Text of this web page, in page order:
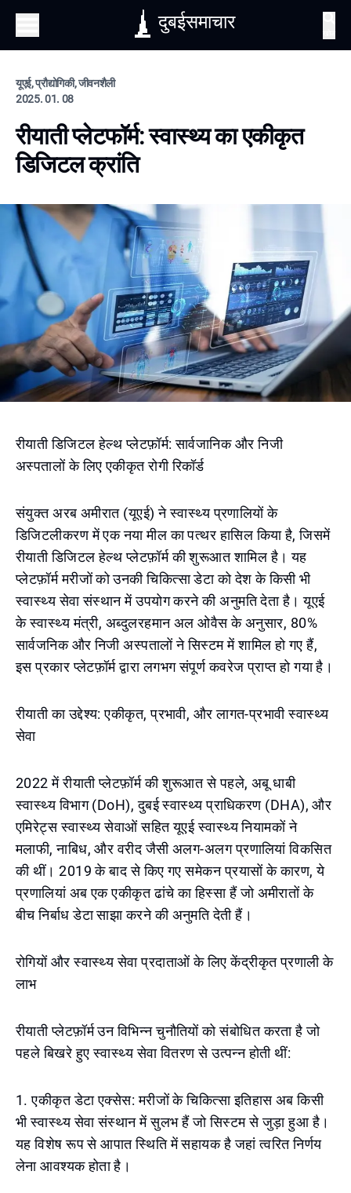
दुबईसमाचार
यूएई, प्रौद्योगिकी, जीवनशैली
2025. 01. 08
रीयाती प्लेटफॉर्म: स्वास्थ्य का एकीकृत
डिजिटल क्रांति
रीयाती डिजिटल हेल्थ प्लेटफ़ॉर्म: सार्वजानिक और निजी
अस्पतालों के लिए एकीकृत रोगी रिकॉर्ड
संयुक्त अरब अमीरात (यूएई) ने स्वास्थ्य प्रणालियों के
डिजिटलीकरण में एक नया मील का पत्थर हासिल किया है, जिसमें
रीयाती डिजिटल हेल्थ प्लेटफ़ॉर्म की शुरूआत शामिल है। यह
प्लेटफ़ॉर्म मरीजों को उनकी चिकित्सा डेटा को देश के किसी भी
स्वास्थ्य सेवा संस्थान में उपयोग करने की अनुमति देता है। यूएई
के स्वास्थ्य मंत्री, अब्दुलरहमान अल ओवैस के अनुसार, 80%
सार्वजनिक और निजी अस्पतालों ने सिस्टम में शामिल हो गए हैं,
इस प्रकार प्लेटफ़ॉर्म द्वारा लगभग संपूर्ण कवरेज प्राप्त हो गया है।
रीयाती का उद्देश्य: एकीकृत, प्रभावी, और लागत-प्रभावी स्वास्थ्य
सेवा
2022 में रीयाती प्लेटफ़ॉर्म की शुरूआत से पहले, अबू धाबी
स्वास्थ्य विभाग (DoH), दुबई स्वास्थ्य प्राधिकरण (DHA), और
एमिरेट्स स्वास्थ्य सेवाओं सहित यूएई स्वास्थ्य नियामकों ने
मलाफी, नाबिध, और वरीद जैसी अलग-अलग प्रणालियां विकसित
की थीं। 2019 के बाद से किए गए समेकन प्रयासों के कारण, ये
प्रणालियां अब एक एकीकृत ढांचे का हिस्सा हैं जो अमीरातों के
बीच निर्बाध डेटा साझा करने की अनुमति देती हैं।
रोगियों और स्वास्थ्य सेवा प्रदाताओं के लिए केंद्रीकृत प्रणाली के
लाभ
रीयाती प्लेटफ़ॉर्म उन विभिन्न चुनौतियों को संबोधित करता है जो
पहले बिखरे हुए स्वास्थ्य सेवा वितरण से उत्पन्न होती थीं:
1. एकीकृत डेटा एक्सेस: मरीजों के चिकित्सा इतिहास अब किसी
भी स्वास्थ्य सेवा संस्थान में सुलभ हैं जो सिस्टम से जुड़ा हुआ है।
यह विशेष रूप से आपात स्थिति में सहायक है जहां त्वरित निर्णय
लेना आवश्यक होता है।